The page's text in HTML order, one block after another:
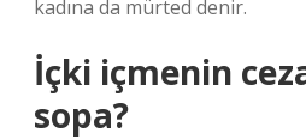
kadına da mürted denir.
İçki içmenin
sopa?